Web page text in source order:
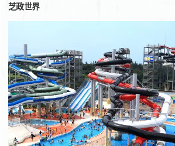
芝政世界